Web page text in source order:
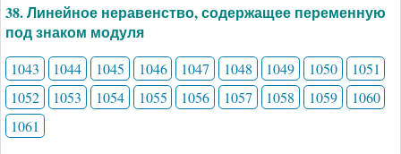
38. Линейное неравенство, содержащее переменную
под знаком модуля
1043 1044 1045 1046 1047 1048 1049 1050
1051
1052
1053 1054 1055 1056 1057 1058 1059
1060
1061